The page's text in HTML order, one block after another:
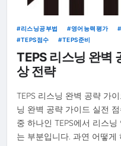
리스닝공부법 영어능력평가
TEPS점수
TEPS준비
TEPS 리스닝 완벽
상 전략
TEPS 리스닝 완벽 공략 가
닝 완벽 공략 가이드 실전
중 하나인 TEPS에서 리스
는 부분입니다. 과연 어떻게